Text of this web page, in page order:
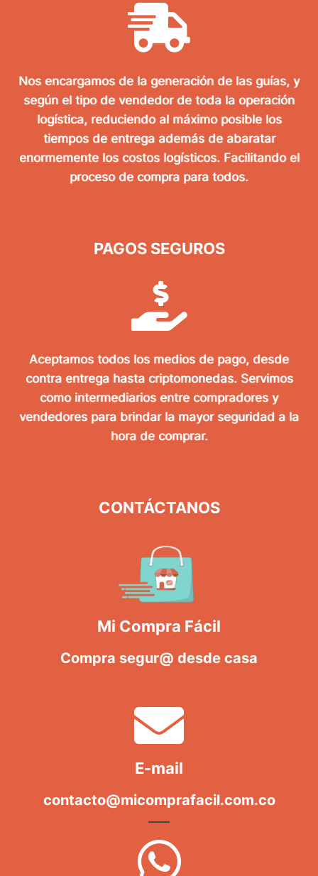
Nos encargamos de la generación de las guías, y
según el tipo de vendedor de toda la operación
logística, reduciendo al máximo posible los
tiempos de entrega además de abaratar
enormemente los costos logísticos. Facilitando el
proceso de compra para todos.
PAGOS SEGUROS
Aceptamos todos los medios de pago, desde
contra entrega hasta criptomonedas. Servimos
como intermediarios entre compradores y
vendedores para brindar la mayor seguridad a la
hora de comprar.
CONTÁCTANOS
Mi Compra Fácil
Compra segur@ desde casa
E-mail
contacto@micomprafacil.com.co